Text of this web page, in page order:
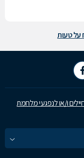
על טעות
ו/או לנפגעי מלחמת